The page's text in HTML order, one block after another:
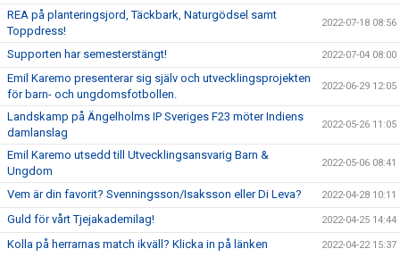
REA på planteringsjord, Täckbark, Naturgödsel samt
Toppdress!
2022-07-18 08:56
Supporten har semesterstängt! 2022-07-04 08:00
Emil Karemo presenterar sig själv och utvecklingsprojekten
för barn- och ungdomsfotbollen.
2022-06-29 12:05
Landskamp på Ängelholms IP Sveriges F23 möter Indiens
damlanslag
2022-05-26 11:05
Emil Karemo utsedd till Utvecklingsansvarig Barn &
Ungdom
2022-05-06 08:41
Vem är din favorit? Svenningsson/Isaksson eller Di Leva? 2022-04-28 10:11
Guld för vårt Tjejakademilag! 2022-04-25 14:44
Kolla på herrarnas match ikväll? Klicka in på länken 2022-04-22 15:37